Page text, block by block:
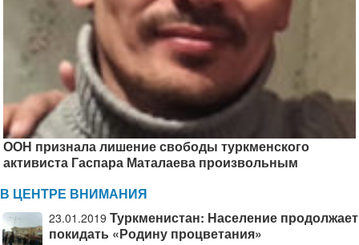
ООН признала лишение свободы туркменского
активиста Гаспара Маталаева произвольным
В ЦЕНТРЕ ВНИМАНИЯ
23.01.2019 Туркменистан: Население продолжает
покидать «Родину процветания»